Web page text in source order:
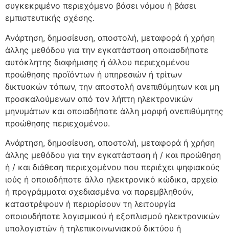
συγκεκριμένο περιεχόμενο βάσει νόμου ή βάσει
εμπιστευτικής σχέσης.
Ανάρτηση, δημοσίευση, αποστολή, μεταφορά ή χρήση
άλλης μεθόδου για την εγκατάσταση οποιασδήποτε
αυτόκλητης διαφήμισης ή άλλου περιεχομένου
προώθησης προϊόντων ή υπηρεσιών ή τρίτων
δικτυακών τόπων, την αποστολή ανεπιθύμητων και μη
προσκαλούμενων από τον λήπτη ηλεκτρονικών
μηνυμάτων και οποιαδήποτε άλλη μορφή ανεπιθύμητης
προώθησης περιεχομένου.
Ανάρτηση, δημοσίευση, αποστολή, μεταφορά ή χρήση
άλλης μεθόδου για την εγκατάσταση ή / και προώθηση
ή / και διάθεση περιεχομένου που περιέχει ψηφιακούς
ιούς ή οποιοδήποτε άλλο ηλεκτρονικό κώδικα, αρχεία
ή προγράμματα σχεδιασμένα να παρεμβληθούν,
καταστρέψουν ή περιορίσουν τη λειτουργία
οποιουδήποτε λογισμικού ή εξοπλισμού ηλεκτρονικών
υπολογιστών ή τηλεπικοινωνιακού δικτύου ή